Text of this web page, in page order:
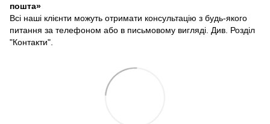
пошта»
Всі наші клієнти можуть отримати консультацію з будь-якого
питання за телефоном або в письмовому вигляді. Див. Розділ
"Контакти".